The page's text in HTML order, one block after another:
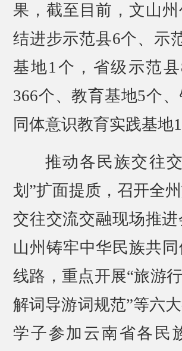
果，截至目前，文山
结进步示范县6个、示
基地1个，省级示范
366个、教育基地5个
同体意识教育实践基地1
推动各民族交往
划”扩面提质，召开全
交往交流交融现场推
山州铸牢中华民族共
线路，重点开展“旅游
解词导游词规范”等六
学子参加云南省各民